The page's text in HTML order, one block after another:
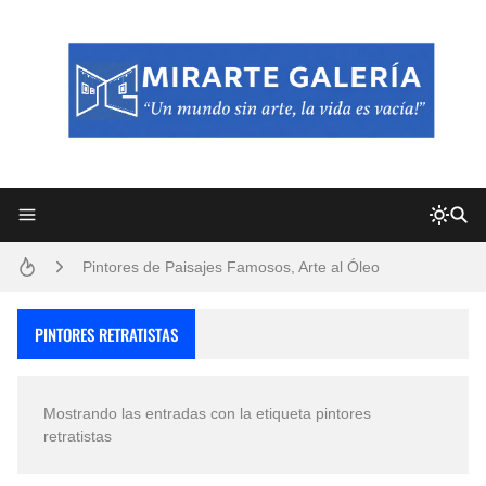
Pintores de Paisajes Famosos, Arte al Óleo
PINTORES RETRATISTAS
Mostrando las entradas con la etiqueta pintores
retratistas